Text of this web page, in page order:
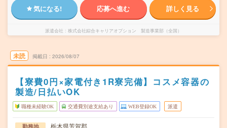
気になる! 応募へ進む 詳しく見る
派遣会社 株式会社綜合キャリアオプション 製造事業部（全国）
未読 掲載日 2026/08/07
【寮費0円×家電付き1R寮完備】コスメ容器の
製造/日払いOK
職種未経験OK 交通費別途支給あり WEB登録OK 派遣
勤務地
栃木県芳賀郡